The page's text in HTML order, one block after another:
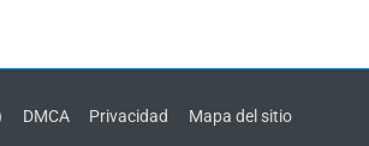
DMCA Privacidad Mapa del sitio